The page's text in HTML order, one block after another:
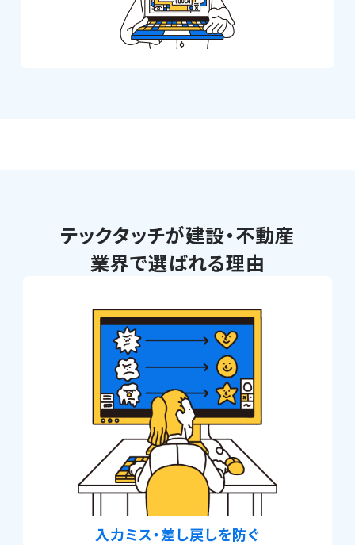
テックタッチが建設・不動産
業界で選ばれる理由
入力ミス・差し戻しを防ぐ